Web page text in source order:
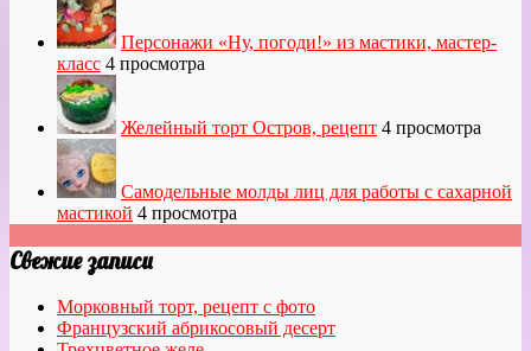
Персонажи «Ну, погоди!» из мастики, мастер-
класс 4 просмотра
Желейный торт Остров, рецепт 4 просмотра
Самодельные молды лиц для работы с сахарной
мастикой 4 просмотра
Свежие записи
Морковный торт, рецепт с фото
Французский абрикосовый десерт